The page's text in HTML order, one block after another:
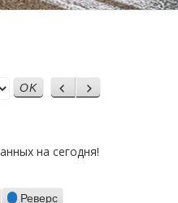
Назад
Вперед
на сегодня!
Реверс